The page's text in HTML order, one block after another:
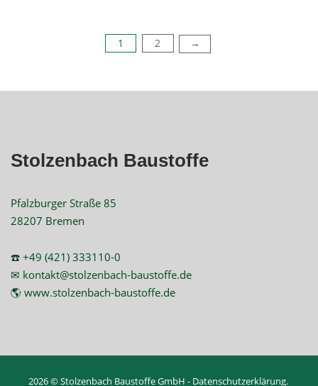
Seitennummerierung
1 2 →
Stolzenbach Baustoffe
Pfalzburger Straße 85
28207 Bremen
☎️ +49 (421) 333110-0
✉ kontakt@stolzenbach-baustoffe.de
🌎 www.stolzenbach-baustoffe.de
2026 © Stolzenbach Baustoffe GmbH - Datenschutzerklärung.